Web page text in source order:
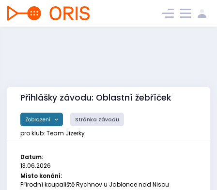
Přihlášky závodu: Oblastní žebříček
Zobrazení Stránka závodu
pro klub: Team Jizerky
Datum:
13.06.2026
Místo konání:
Přírodní koupaliště Rychnov u Jablonce nad Nisou